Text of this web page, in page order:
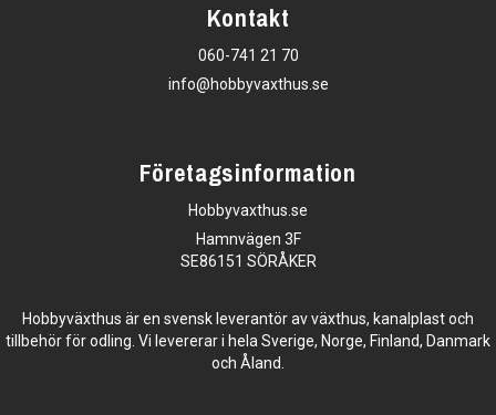
Kontakt
060-741 21 70
info@hobbyvaxthus.se
Företagsinformation
Hobbyvaxthus.se
Hamnvägen 3F
SE86151 SÖRÅKER
Hobbyväxthus är en svensk leverantör av växthus, kanalplast och
tillbehör för odling. Vi levererar i hela Sverige, Norge, Finland, Danmark
och Åland.